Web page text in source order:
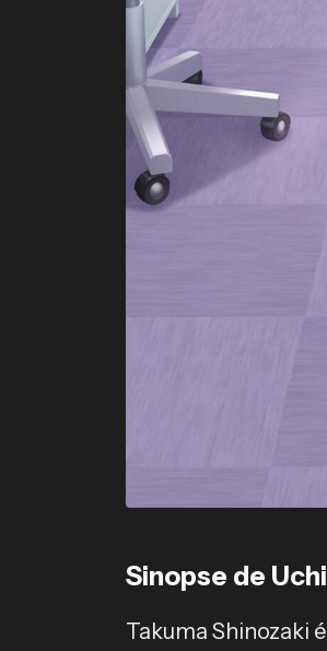
Sinopse de
Takuma Shinozaki